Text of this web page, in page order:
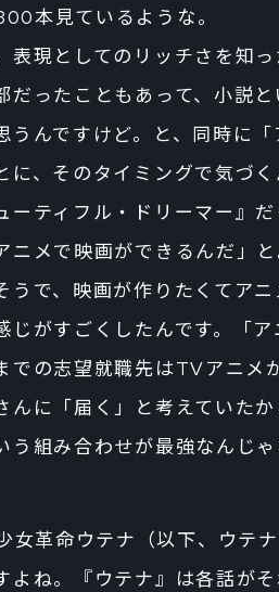
本見ているような。
現としてのリッチさを知
だったこともあって、小説
うんですけど。と、同時に
に、そのタイミングで気づ
ーティフル・ドリーマー』
ニメで映画ができるんだ」
うで、映画が作りたくてア
じがすごくしたんです。「
での志望就職先はTVアニメ
んに「届く」と考えていた
う組み合わせが最強なんじゃ
少女革命ウテナ（以下、ウテ
ね。『ウテナ』は各話が